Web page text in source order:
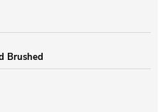
Brushed